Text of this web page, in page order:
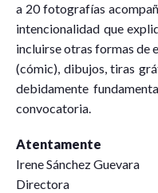
a 20 fotografías
intencionalidad que
incluirse otras formas de
(cómic), dibujos, tiras
debidamente
convocatoria.
Atentamente
Irene Sánchez Guevara
Directora